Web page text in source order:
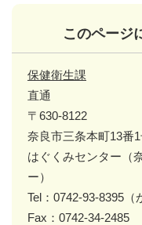
このページ
保健衛生課
直通
〒630-8122
奈良市三条本町13番
はぐくみセンター（
ー）
Tel：0742-93-8395（
Fax：0742-34-2485